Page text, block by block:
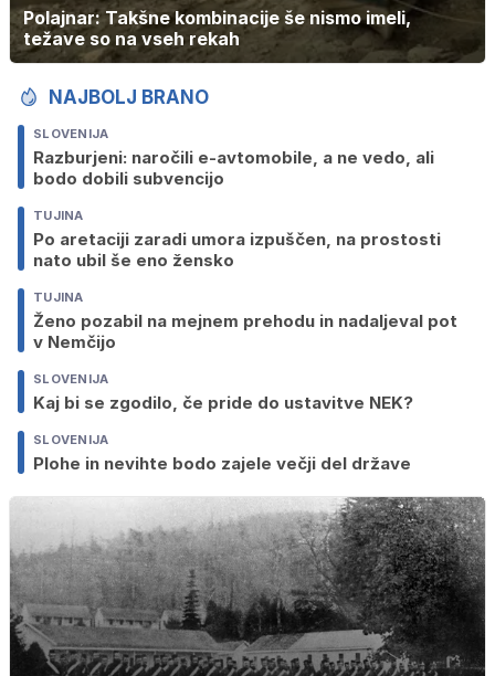
Polajnar: Takšne kombinacije še nismo imeli,
težave so na vseh rekah
NAJBOLJ BRANO
SLOVENIJA
Razburjeni: naročili e-avtomobile, a ne vedo, ali
bodo dobili subvencijo
TUJINA
Po aretaciji zaradi umora izpuščen, na prostosti
nato ubil še eno žensko
TUJINA
Ženo pozabil na mejnem prehodu in nadaljeval pot
v Nemčijo
SLOVENIJA
Kaj bi se zgodilo, če pride do ustavitve NEK?
SLOVENIJA
Plohe in nevihte bodo zajele večji del države